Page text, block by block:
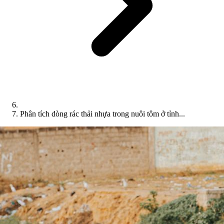
Phân tích dòng rác thải nhựa trong nuôi tôm ở tỉnh...